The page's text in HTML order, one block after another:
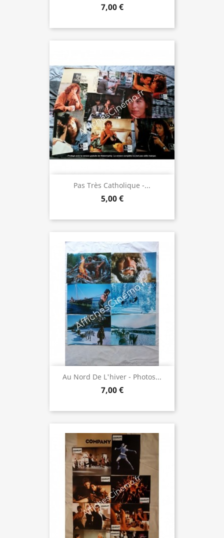
7,00 €
Pas Très Catholique -...
5,00 €
Au Nord De L'hiver - Photos...
7,00 €